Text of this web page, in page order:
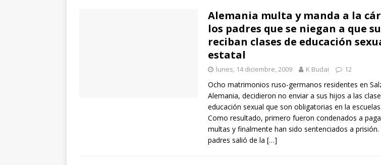
Alemania multa y manda a la
los padres que se niegan a que
reciban clases de educación
estatal
lunes, 14 diciembre, 2009 K Budai 12
Ocho matrimonios ruso-germanos residentes en
Alemania, decidieron no enviar a sus hijos a las
educación sexual que son obligatorias en la
Como resultado, primero fueron condenados a
multas y finalmente han sido sentenciados a prisión.
padres salió de la […]